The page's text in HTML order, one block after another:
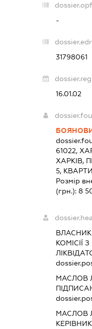
-
31798061
16.01.02
61022,
ХАРКІВ,
5,
Розмір
(грн.): 8
КОМІСІЇ
МАСЛОВ
МАСЛОВ
КЕРІВНИК